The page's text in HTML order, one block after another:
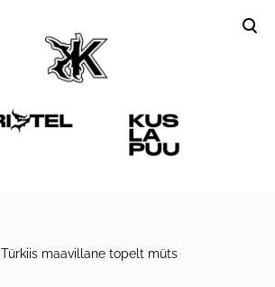
Vaata ostukorvi
Türkiis maavillane topelt müts